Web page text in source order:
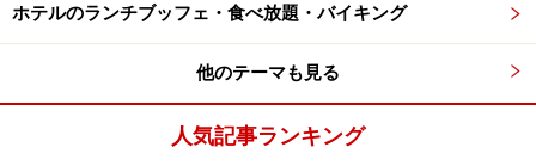
※記事内容は執筆時点のものです。最新の内容をご確認くださ
※メニューや料金などのデータは、取材時または記事公開時点で
の内容です。
ホテルのランチブッフェ・食べ放題・バイキング
他のテーマも見る
人気記事ランキング